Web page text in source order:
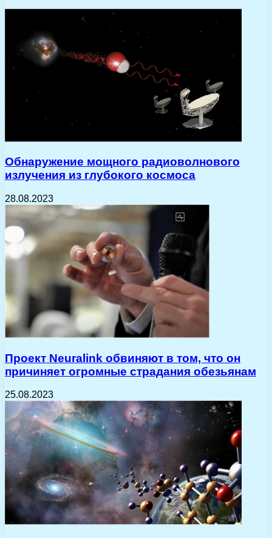
Обнаружение мощного радиоволнового
излучения из глубокого космоса
28.08.2023
Проект Neuralink обвиняют в том, что он
причиняет огромные страдания обезьянам
25.08.2023